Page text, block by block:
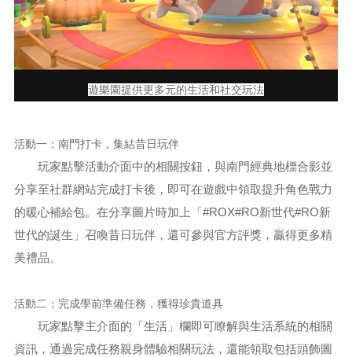
遊樂園提供更多元的生活和社交玩法
活動一：南門打卡，集結昔日玩伴
玩家點擊活動介面中的相關按鈕，與南門經典地標合影並
分享至社群網站完成打卡後，即可在遊戲中領取提升角色戰力
的暖心補給包。在分享圖片時加上「#ROX#RO新世代#RO新
世代的誕生」召喚昔日玩伴，還可參與官方評獎，贏得更多精
美禮品。
活動二：完成學前準備任務，獲得珍貴道具
玩家點擊主介面的「生活」欄即可瞭解與生活系統的相關
資訊，通過完成任務親身體驗相關玩法，還能領取包括頭飾圖